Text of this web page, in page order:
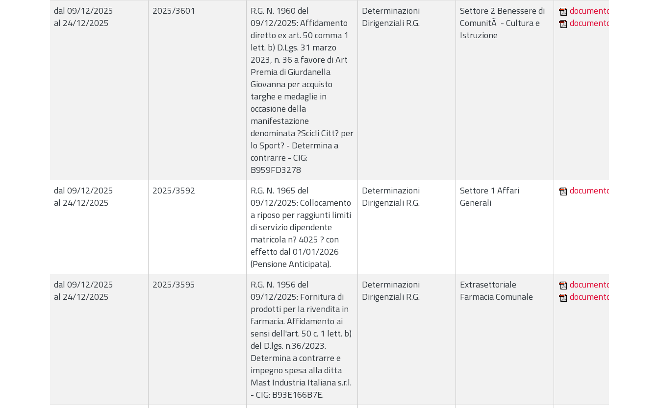
dal 09/12/2025
al 24/12/2025
2025/3601
R.G. N. 1960 del
09/12/2025: Affidamento
diretto ex art. 50 comma 1
lett. b) D.Lgs. 31 marzo
2023, n. 36 a favore di Art
Premia di Giurdanella
Giovanna per acquisto
targhe e medaglie in
occasione della
manifestazione
denominata ?Scicli Citt? per
lo Sport? - Determina a
contrarre - CIG:
B959FD3278
Determinazioni
Dirigenziali R.G.
Settore 2 Benessere di
ComunitÃ - Cultura e
Istruzione
documento
documento
dal 09/12/2025
al 24/12/2025
2025/3592
R.G. N. 1965 del
09/12/2025: Collocamento
a riposo per raggiunti limiti
di servizio dipendente
matricola n? 4025 ? con
effetto dal 01/01/2026
(Pensione Anticipata).
Determinazioni
Dirigenziali R.G.
Settore 1 Affari
Generali
documento
dal 09/12/2025
al 24/12/2025
2025/3595
R.G. N. 1956 del
09/12/2025: Fornitura di
prodotti per la rivendita in
farmacia. Affidamento ai
sensi dell'art. 50 c. 1 lett. b)
del D.lgs. n.36/2023.
Determina a contrarre e
impegno spesa alla ditta
Mast Industria Italiana s.r.l.
- CIG: B93E166B7E.
Determinazioni
Dirigenziali R.G.
Extrasettoriale
Farmacia Comunale
documento
documento